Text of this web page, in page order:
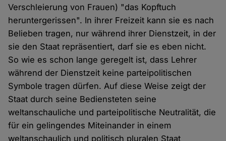
Verschleierung von Frauen) "das Kopftuch
heruntergerissen". In ihrer Freizeit kann sie es nach
Belieben tragen, nur während ihrer Dienstzeit, in der
sie den Staat repräsentiert, darf sie es eben nicht.
So wie es schon lange geregelt ist, dass Lehrer
während der Dienstzeit keine parteipolitischen
Symbole tragen dürfen. Auf diese Weise zeigt der
Staat durch seine Bediensteten seine
weltanschauliche und parteipolitische Neutralität, die
für ein gelingendes Miteinander in einem
weltanschaulich und politisch pluralen Staat